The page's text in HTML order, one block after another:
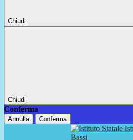
Chiudi
Chiudi
Conferma
Annulla Conferma